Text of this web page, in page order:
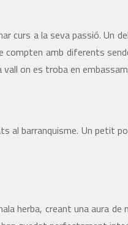
curs a la seva passió. Un
amb diferents
vall on es troba en
al barranquisme. Un petit
herba, creant una aura